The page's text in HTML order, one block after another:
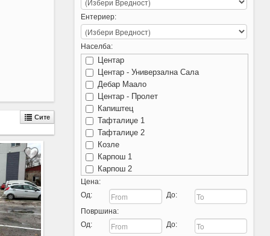
Сите
Ентериер:
Населба:
Центар
Центар - Универзална Сала
Дебар Маало
Центар - Пролет
Капиштец
Тафталиџе 1
Тафталиџе 2
Козле
Карпош 1
Карпош 2
Карпош 3
Карпош 4
Кисела Вода
Мичурин
Острово
Цена:
Од:
До:
Површина:
Од:
До: